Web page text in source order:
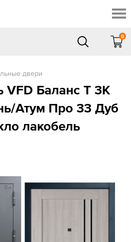
0
двери
VFD Баланс T 3К
Атум Про 33 Дуб
лакобель